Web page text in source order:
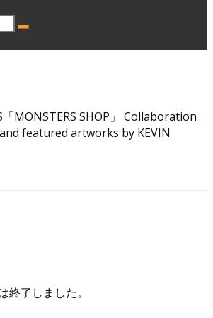
「MONSTERS SHOP」 Collaboration
featured artworks by KEVIN
終了しました。